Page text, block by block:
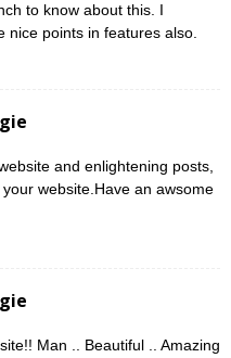
to know about this. I
nice points in features also.
and enlightening posts,
website.Have an awsome
Man .. Beautiful .. Amazing